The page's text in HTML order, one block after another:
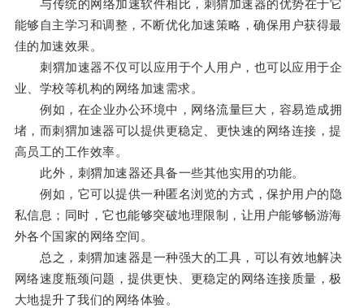
与传统的网络加速软件相比，刺猬加速器的优势在于它
能够自主学习和调整，不断优化加速策略，确保用户获得最
佳的加速效果。
刺猬加速器不仅可以应用于个人用户，也可以应用于企
业、学校等机构的网络加速需求。
例如，在企业办公环境中，网络流量巨大，容易造成拥
堵，而刺猬加速器可以提供更稳定、更快速的网络连接，提
高员工的工作效率。
此外，刺猬加速器还具备一些其他实用的功能。
例如，它可以提供一种匿名浏览的方式，保护用户的隐
私信息；同时，它也能够突破地理限制，让用户能够畅游海
外各个国家的网络空间。
总之，刺猬加速器是一种强大的工具，可以有效地解决
网络速度瓶颈问题，提供更快、更稳定的网络连接质量，极
大地提升了我们的网络体验。